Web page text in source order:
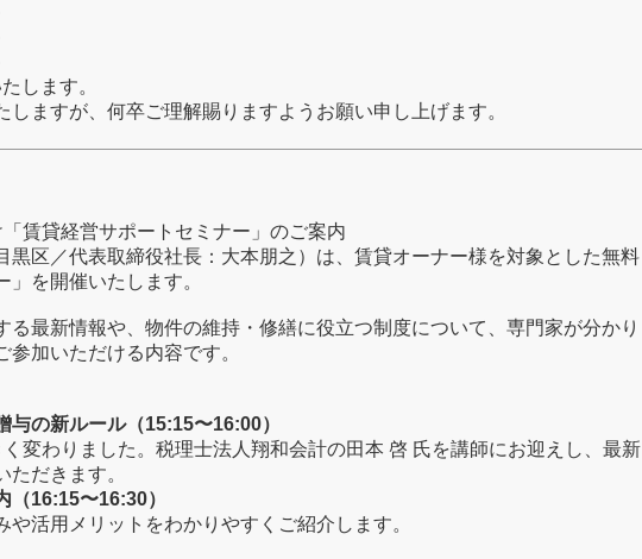
します。
ますが、何卒ご理解賜りますようお願い申し上げます。
賃貸経営サポートセミナー」のご案内
黒区／代表取締役社長：大本朋之）は、賃貸オーナー様を対象とした無料
を開催いたします。
最新情報や、物件の維持・修繕に役立つ制度について、専門家が分かり
加いただける内容です。
与の新ルール（15:15〜16:00）
変わりました。税理士法人翔和会計の田本 啓 氏を講師にお迎えし、最新
だきます。
（16:15〜16:30）
活用メリットをわかりやすくご紹介します。